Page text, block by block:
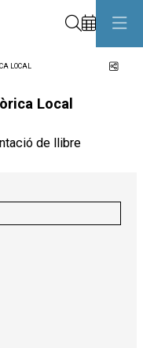
LOCAL
Local
de llibre